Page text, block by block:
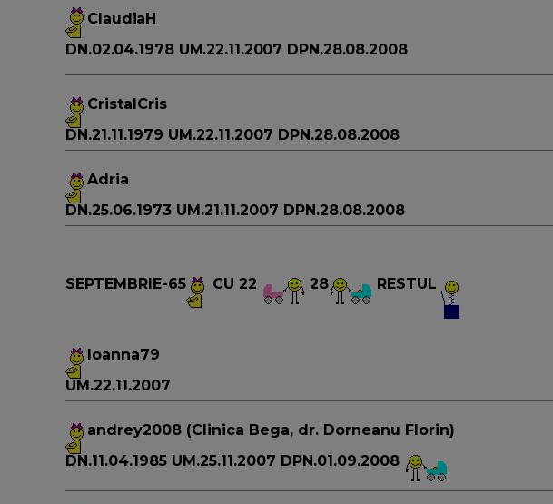
ClaudiaH
DN.02.04.1978 UM.22.11.2007 DPN.28.08.2008
CristalCris
DN.21.11.1979 UM.22.11.2007 DPN.28.08.2008
Adria
DN.25.06.1973 UM.21.11.2007 DPN.28.08.2008
SEPTEMBRIE-65 CU 22 28 RESTUL
Ioanna79
UM.22.11.2007
andrey2008 (Clinica Bega, dr. Dorneanu Florin)
DN.11.04.1985 UM.25.11.2007 DPN.01.09.2008